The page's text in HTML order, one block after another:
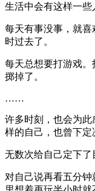
生活中会有这样一些
每天有事没事，就
时过去了。
每天总想要打游戏
掷掉了。
……
许多时刻，也会为
样的自己，也曾下定
无数次给自己定下了
对自己说再看五分